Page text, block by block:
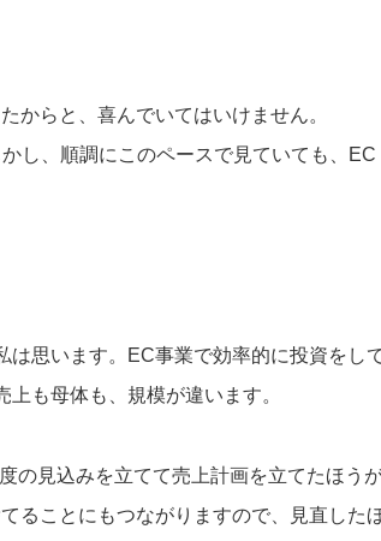
からと、喜んでいてはいけません。
し、順調にこのペースで見ていても、EC
は思います。EC事業で効率的に投資をし
も母体も、規模が違います。
の見込みを立てて売上計画を立てたほう
ることにもつながりますので、見直した